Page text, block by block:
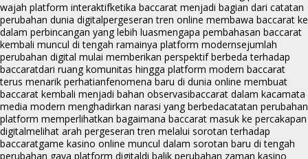
wajah platform interaktifketika baccarat menjadi bagian dari catatan
perubahan dunia digitalpergeseran tren online membawa baccarat ke
dalam perbincangan yang lebih luasmengapa pembahasan baccarat
kembali muncul di tengah ramainya platform modernsejumlah
perubahan digital mulai memberikan perspektif berbeda terhadap
baccaratdari ruang komunitas hingga platform modern baccarat
terus menarik perhatianfenomena baru di dunia online membuat
baccarat kembali menjadi bahan observasibaccarat dalam kacamata
media modern menghadirkan narasi yang berbedacatatan perubahan
platform memperlihatkan bagaimana baccarat masuk ke percakapan
digitalmelihat arah pergeseran tren melalui sorotan terhadap
baccaratgame kasino online muncul dalam sorotan baru di tengah
perubahan gaya platform digitaldi balik perubahan zaman kasino